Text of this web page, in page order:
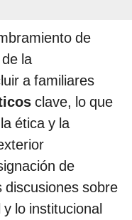
de
la
a familiares
clave, lo que
ética y la
de
discusiones sobre
lo institucional